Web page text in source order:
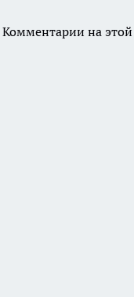
Комментарии на